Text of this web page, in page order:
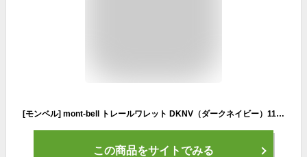
[モンベル] mont-bell トレールワレット DKNV（ダークネイビー）1133248
この商品をサイトでみる